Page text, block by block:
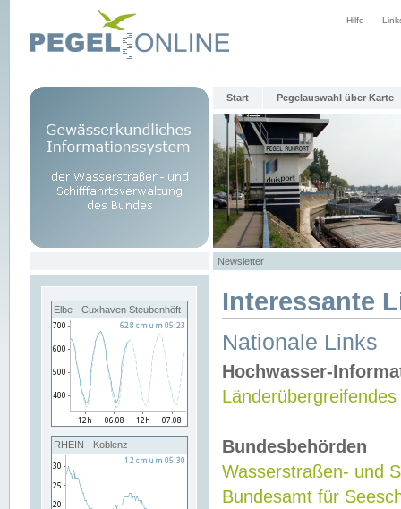
Hilfe
Start Pegelauswahl über Karte
Newsletter
Elbe - Cuxhaven Steubenhöft
RHEIN - Koblenz
Interessante
Nationale Links
Hochwasser-
Bundesbehörden
Wasserstraßen- und
Bundesamt für